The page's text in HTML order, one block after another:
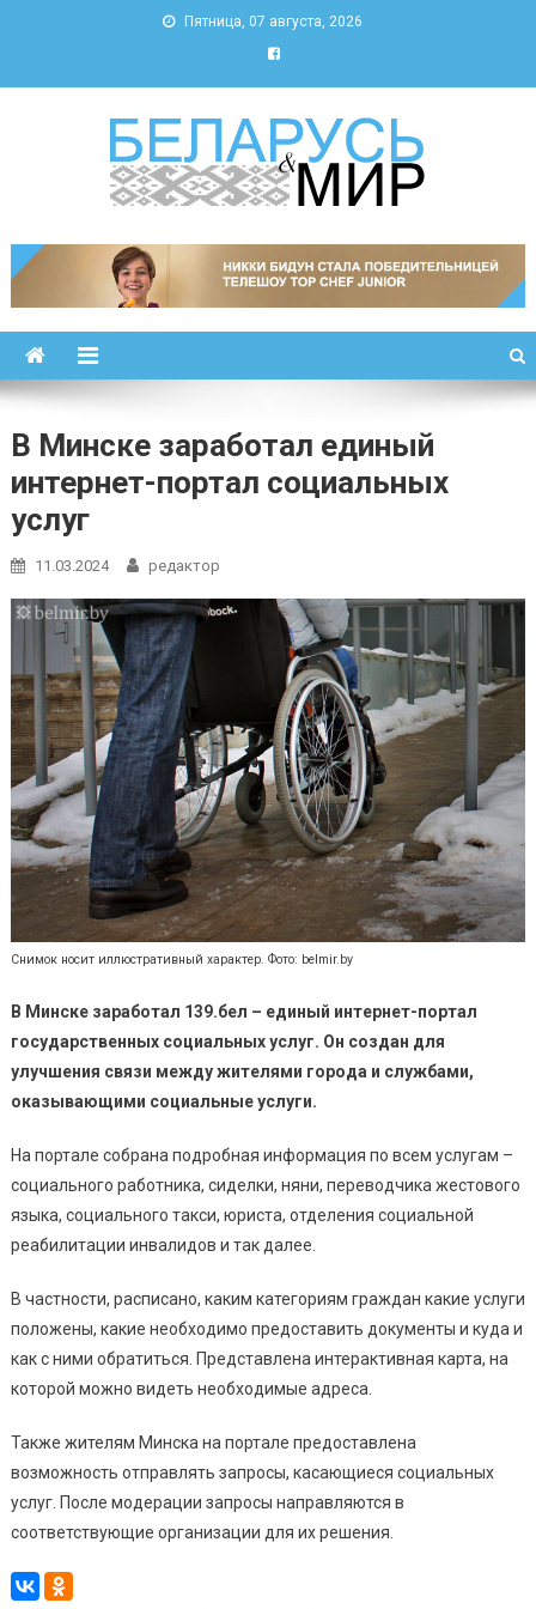
Пятница, 07 августа, 2026
Беларусь и мир
В Минске заработал единый
интернет-портал социальных
услуг
11.03.2024 редактор
Снимок носит иллюстративный характер. Фото: belmir.by
В Минске заработал 139.бел – единый интернет-портал
государственных социальных услуг. Он создан для
улучшения связи между жителями города и службами,
оказывающими социальные услуги.
На портале собрана подробная информация по всем услугам –
социального работника, сиделки, няни, переводчика жестового
языка, социального такси, юриста, отделения социальной
реабилитации инвалидов и так далее.
В частности, расписано, каким категориям граждан какие услуги
положены, какие необходимо предоставить документы и куда и
как с ними обратиться. Представлена интерактивная карта, на
которой можно видеть необходимые адреса.
Также жителям Минска на портале предоставлена
возможность отправлять запросы, касающиеся социальных
услуг. После модерации запросы направляются в
соответствующие организации для их решения.